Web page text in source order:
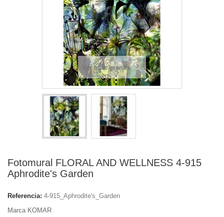
Ver más grande
Fotomural FLORAL AND WELLNESS 4-915
Aphrodite's Garden
Referencia: 4-915_Aphrodite's_Garden
Marca KOMAR